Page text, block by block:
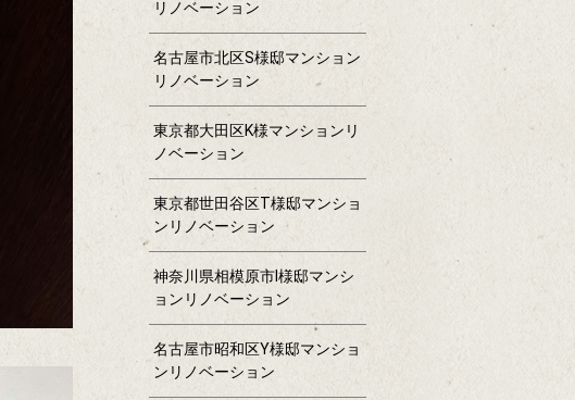
リノベーション
名古屋市北区S様邸マンション
リノベーション
東京都大田区K様マンションリ
ノベーション
東京都世田谷区T様邸マンショ
ンリノベーション
神奈川県相模原市I様邸マンシ
ョンリノベーション
名古屋市昭和区Y様邸マンショ
ンリノベーション